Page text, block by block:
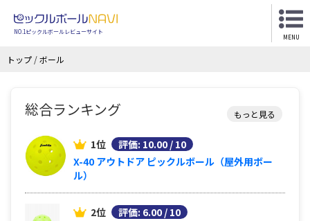
NO.1ピックルボールレビューサイト
MENU
トップ /ボール
総合ランキング もっと見る
1位
評価: 10.00 / 10
X-40 アウトドア ピックルボール（屋外用ボー
ル）
2位
評価: 6.00 / 10